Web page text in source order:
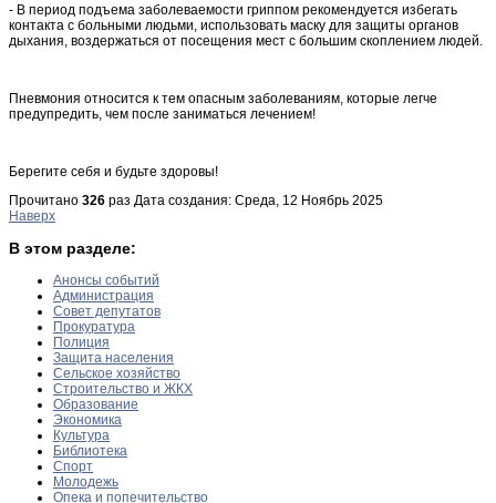
- В период подъема заболеваемости гриппом рекомендуется избегать
контакта с больными людьми, использовать маску для защиты органов
дыхания, воздержаться от посещения мест с большим скоплением людей.
Пневмония относится к тем опасным заболеваниям, которые легче
предупредить, чем после заниматься лечением!
Берегите себя и будьте здоровы!
Прочитано 326 раз Дата создания: Среда, 12 Ноябрь 2025
Наверх
В этом разделе:
Анонсы событий
Администрация
Совет депутатов
Прокуратура
Полиция
Защита населения
Сельское хозяйство
Строительство и ЖКХ
Образование
Экономика
Культура
Библиотека
Спорт
Молодежь
Опека и попечительство